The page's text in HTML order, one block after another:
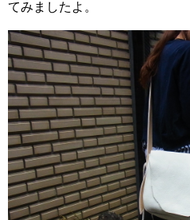
てみましたよ。